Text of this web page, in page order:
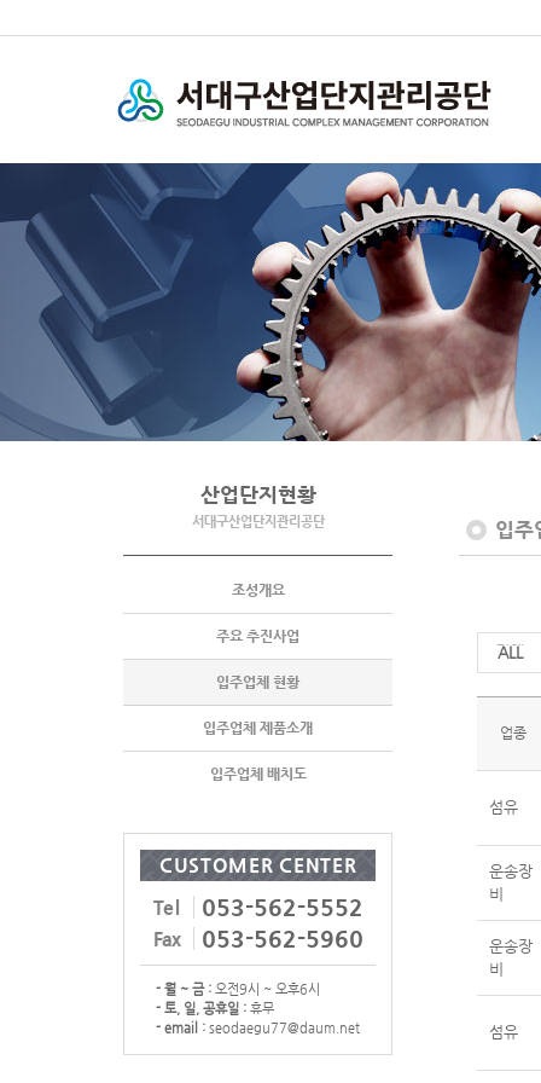
산업단지현황
서대구산업단지관리공단
조성개요
주요 추진사업
입주업체 현황
입주업체 제품소개
입주업체 배치도
CUSTOMER CENTER
Tel
053-562-5552
Fax 053-562-5960
- 월 ~ 금 : 오전9시 ~ 오후6시
- 토, 일, 공휴일 : 휴무
- email : seodaegu77@daum.net
입주
전체
업종
섬유
운송장
비
운송장
비
섬유